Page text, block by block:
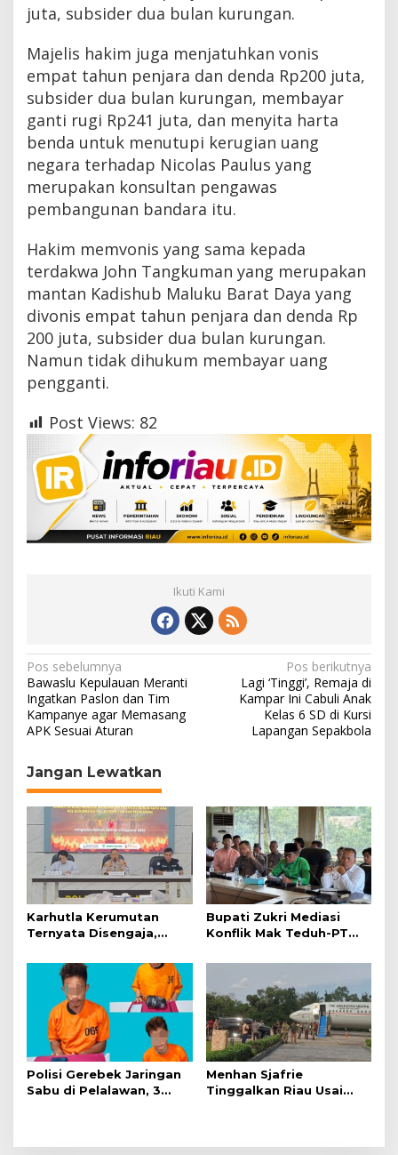
juta, subsider dua bulan kurungan.
Majelis hakim juga menjatuhkan vonis
empat tahun penjara dan denda Rp200 juta,
subsider dua bulan kurungan, membayar
ganti rugi Rp241 juta, dan menyita harta
benda untuk menutupi kerugian uang
negara terhadap Nicolas Paulus yang
merupakan konsultan pengawas
pembangunan bandara itu.
Hakim memvonis yang sama kepada
terdakwa John Tangkuman yang merupakan
mantan Kadishub Maluku Barat Daya yang
divonis empat tahun penjara dan denda Rp
200 juta, subsider dua bulan kurungan.
Namun tidak dihukum membayar uang
pengganti.
Post Views: 82
Ikuti Kami
N
a
v
g
a
s
i
s
Pos sebelumnya
Bawaslu Kepulauan Meranti
Ingatkan Paslon dan Tim
Kampanye agar Memasang
APK Sesuai Aturan
Pos berikutnya
Lagi ‘Tinggi’, Remaja di
Kampar Ini Cabuli Anak
Kelas 6 SD di Kursi
Lapangan Sepakbola
Jangan Lewatkan
Karhutla Kerumutan
Ternyata Disengaja,
Pembakar Lahan
Bupati Zukri Mediasi
Konflik Mak Teduh-PT
Polisi Gerebek Jaringan
Sabu di Pelalawan, 3
Menhan Sjafrie
Tinggalkan Riau Usai